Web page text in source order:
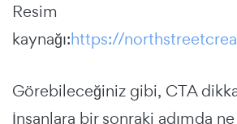
Resim
kaynağı:https://
Görebileceğiniz gibi, CTA
İnsanlara bir sonraki adımda